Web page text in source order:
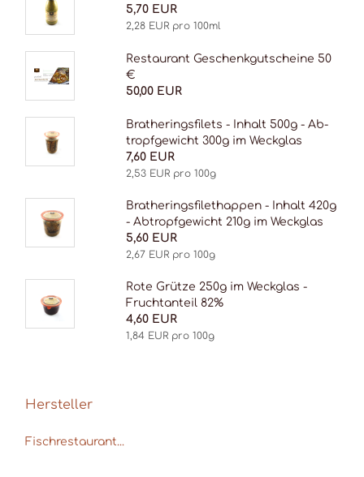
5,70 EUR
2,28 EUR pro 100ml
Re­stau­rant Ge­schenk­gut­schei­ne 50
€
50,00 EUR
Bra­the­rings­filets - In­halt 500g - Ab­
tropf­ge­wicht 300g im Weck­glas
7,60 EUR
2,53 EUR pro 100g
Bra­the­rings­filethap­pen - In­halt 420g
- Ab­tropf­ge­wicht 210g im Weck­glas
5,60 EUR
2,67 EUR pro 100g
Rote Grüt­ze 250g im Weck­glas -
Fruch­t­an­teil 82%
4,60 EUR
1,84 EUR pro 100g
Hersteller
Fischrestaurant...